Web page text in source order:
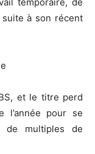
à son récent
et le titre perd
l’année pour se
multiples de